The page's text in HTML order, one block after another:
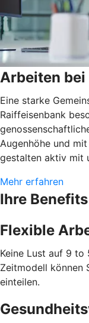
Arbeiten bei
Eine starke
Raiffeisenbank
Augenhöhe und
gestalten aktiv mit
Mehr erfahren
Ihre Benefits
Flexible
Keine Lust auf 9 to
Zeitmodell können
einteilen.